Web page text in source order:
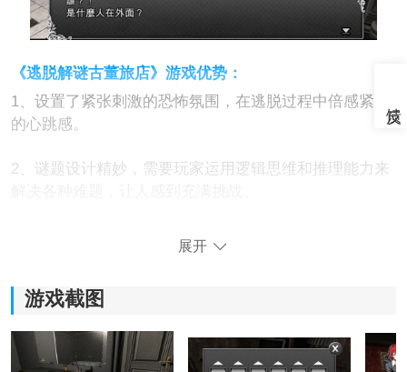
《逃脱解谜古董旅店》游戏优势：
1、设置了紧张刺激的恐怖氛围，在逃脱过程中倍感紧张
的心跳感。
2、谜题设计精妙，需要玩家运用逻辑思维和推理能力来
3、融入了丰富的故事情节，通过与不同人物的互动和对
话，逐渐揭开游戏的背后秘密。
4、主角以及其他NPC角色都经过精心绘制和细致刻画，
展开
游戏截图